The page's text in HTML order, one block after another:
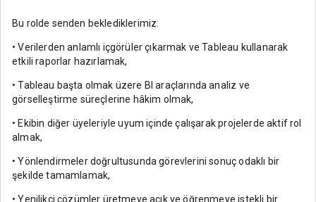
Bu rolde senden beklediklerimiz:
• Verilerden anlamlı içgörüler çıkarmak ve Tableau kullanarak
etkili raporlar hazırlamak,
• Tableau başta olmak üzere BI araçlarında analiz ve
görselleştirme süreçlerine hâkim olmak,
• Ekibin diğer üyeleriyle uyum içinde çalışarak projelerde aktif rol
almak,
• Yönlendirmeler doğrultusunda görevlerini sonuç odaklı bir
şekilde tamamlamak,
• Yenilikçi çözümler üretmeye açık ve öğrenmeye istekli bir